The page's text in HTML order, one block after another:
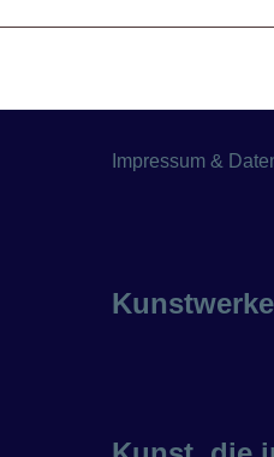
Impressum &
Kunstwerke